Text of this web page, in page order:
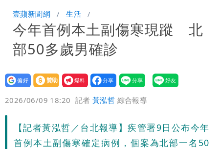
狽
名醫「掛蔣萬安布條」被出征！他大笑：
每天看診到半夜
慈濟爆世紀大騙局 AIT發文高級酸！他
笑：真的很會
白海豚勾到「台灣陸地」了！雙眼牆旋
繞 路徑擺盪
王世堅抱兒舊照曝光！網友驚：年輕是大
帥哥
壹蘋新聞網 生活
今年首例本土副傷寒現蹤 北
部50多歲男確診
設為
贊助
我要
爆料
2026/06/09 18:20 記者黃泓哲 綜合報導
【記者黃泓哲／台北報導】疾管署9日公布今年
首例本土副傷寒確定病例，個案為北部一名50